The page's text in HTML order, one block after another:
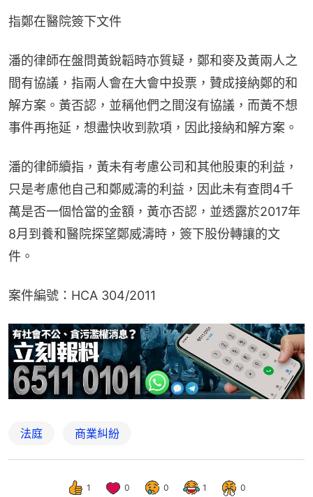
指鄭在醫院簽下文件
潘的律師在盤問黃銳韜時亦質疑，鄭和麥及黃兩人之
間有協議，指兩人會在大會中投票，贊成接納鄭的和
解方案。黃否認，並稱他們之間沒有協議，而黃不想
事件再拖延，想盡快收到款項，因此接納和解方案。
潘的律師續指，黃未有考慮公司和其他股東的利益，
只是考慮他自己和鄭威濤的利益，因此未有查問4千
萬是否一個恰當的金額，黃亦否認，並透露於2017年
8月到養和醫院探望鄭威濤時，簽下股份轉讓的文
件。
案件編號：HCA 304/2011
法庭 商業糾紛
1 0 0 1 0